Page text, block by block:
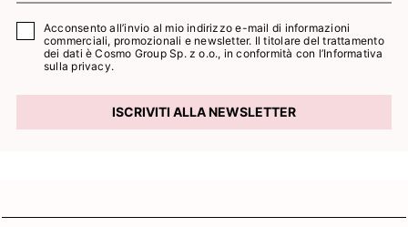
Acconsento all’invio al mio indirizzo e-mail di informazioni
commerciali, promozionali e newsletter. Il titolare del trattamento
dei dati è Cosmo Group Sp. z o.o., in conformità con l’Informativa
sulla privacy.
ISCRIVITI ALLA NEWSLETTER